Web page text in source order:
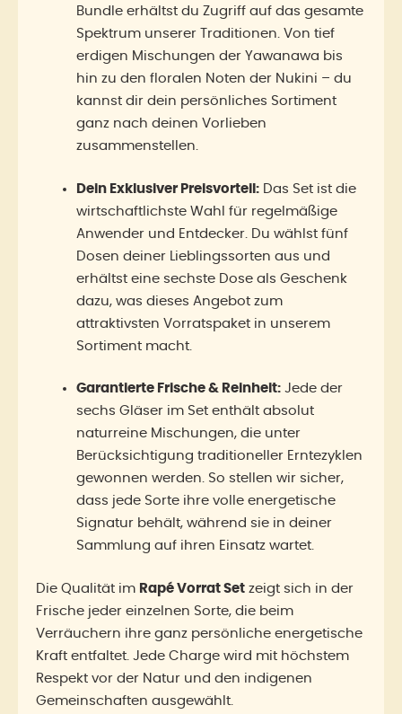
Bundle erhältst du Zugriff auf das gesamte
Spektrum unserer Traditionen. Von tief
erdigen Mischungen der Yawanawa bis
hin zu den floralen Noten der Nukini – du
kannst dir dein persönliches Sortiment
ganz nach deinen Vorlieben
zusammenstellen.
Dein Exklusiver Preisvorteil: Das Set ist die
wirtschaftlichste Wahl für regelmäßige
Anwender und Entdecker. Du wählst fünf
Dosen deiner Lieblingssorten aus und
erhältst eine sechste Dose als Geschenk
dazu, was dieses Angebot zum
attraktivsten Vorratspaket in unserem
Sortiment macht.
Garantierte Frische & Reinheit: Jede der
sechs Gläser im Set enthält absolut
naturreine Mischungen, die unter
Berücksichtigung traditioneller Erntezyklen
gewonnen werden. So stellen wir sicher,
dass jede Sorte ihre volle energetische
Signatur behält, während sie in deiner
Sammlung auf ihren Einsatz wartet.
Die Qualität im Rapé Vorrat Set zeigt sich in der
Frische jeder einzelnen Sorte, die beim
Verräuchern ihre ganz persönliche energetische
Kraft entfaltet. Jede Charge wird mit höchstem
Respekt vor der Natur und den indigenen
Gemeinschaften ausgewählt.